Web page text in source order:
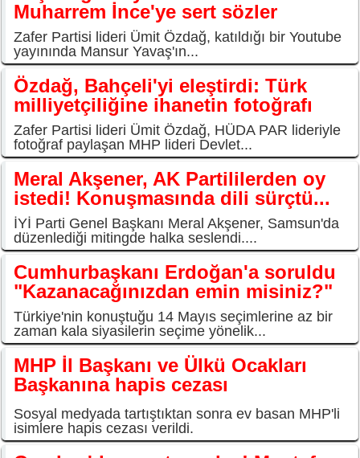
Muharrem İnce'ye sert sözler
Zafer Partisi lideri Ümit Özdağ, katıldığı bir Youtube
yayınında Mansur Yavaş'ın...
Özdağ, Bahçeli'yi eleştirdi: Türk
milliyetçiliğine ihanetin fotoğrafı
Zafer Partisi lideri Ümit Özdağ, HÜDA PAR lideriyle
fotoğraf paylaşan MHP lideri Devlet...
Meral Akşener, AK Partililerden oy
istedi! Konuşmasında dili sürçtü...
İYİ Parti Genel Başkanı Meral Akşener, Samsun'da
düzenlediği mitingde halka seslendi....
Cumhurbaşkanı Erdoğan'a soruldu
"Kazanacağınızdan emin misiniz?"
Türkiye'nin konuştuğu 14 Mayıs seçimlerine az bir
zaman kala siyasilerin seçime yönelik...
MHP İl Başkanı ve Ülkü Ocakları
Başkanına hapis cezası
Sosyal medyada tartıştıktan sonra ev basan MHP'li
isimlere hapis cezası verildi.